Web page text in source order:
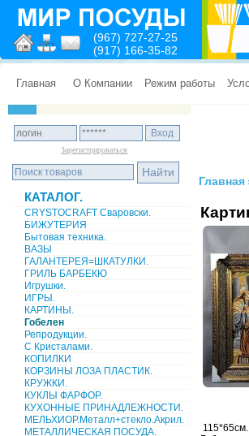
(967) 727-27-25
(917) 166-35-82
Главная О Компании Режим работы
Зарегистрироваться
КАТАЛОГ.
CRYSTOCRAFT Сваровски.
БИЖУТЕРИЯ
Бытовая техника.
ВАЗЫ
ГАЛАНТЕРЕЯ=ШКАТУЛКИ.
ГРИЛЬ БАРБЕКЮ
Игрушки.
ИГРЫ.
КАРТИНЫ.
Гобелен
Репродукции.
С Кристалами.
КОПИЛКИ
КОРЗИНЫ ЛОЗА ПЛАСТИК.
КРУЖКИ.
КУКЛЫ ФАРФОР.
КУХОННЫЕ ПРИНАДЛЕЖНОСТИ.
МЕЛЬХИОР.Металл+стекло.Акрил.
МЕТАЛЛИЧЕСКАЯ ПОСУДА.
Главная